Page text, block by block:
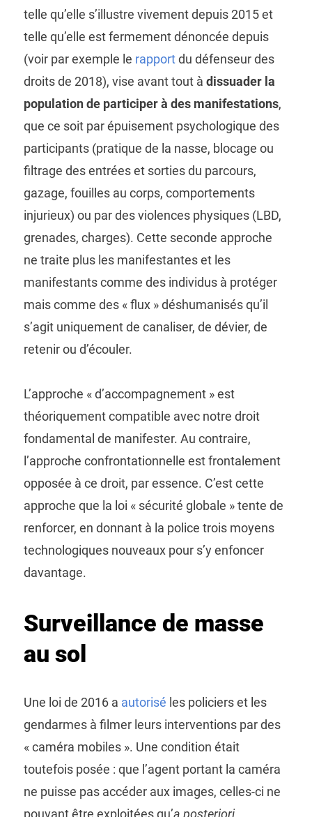
telle qu’elle s’illustre vivement depuis 2015 et
telle qu’elle est fermement dénoncée depuis
(voir par exemple le rapportdu défenseur des
droits de 2018), vise avant tout à dissuader la
population de participer à des manifestations,
que ce soit par épuisement psychologique des
participants (pratique de la nasse, blocage ou
filtrage des entrées et sorties du parcours,
gazage, fouilles au corps, comportements
injurieux) ou par des violences physiques (LBD,
grenades, charges). Cette seconde approche
ne traite plus les manifestantes et les
manifestants comme des individus à protéger
mais comme des « flux » déshumanisés qu’il
s’agit uniquement de canaliser, de dévier, de
retenir ou d’écouler.
L’approche « d’accompagnement » est
théoriquement compatible avec notre droit
fondamental de manifester. Au contraire,
l’approche confrontationnelle est frontalement
opposée à ce droit, par essence. C’est cette
approche que la loi « sécurité globale » tente de
renforcer, en donnant à la police trois moyens
technologiques nouveaux pour s’y enfoncer
davantage.
Surveillance de masse
au sol
Une loi de 2016 a autorisé les policiers et les
gendarmes à filmer leurs interventions par des
« caméra mobiles ». Une condition était
toutefois posée : que l’agent portant la caméra
ne puisse pas accéder aux images, celles-ci ne
pouvant être exploitées qu’a posteriori,